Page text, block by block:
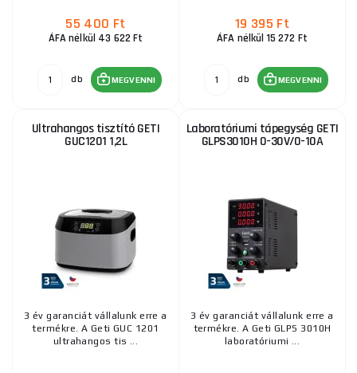
55 400 Ft
ÁFA nélkül 43 622 Ft
db MEGVENNI
19 395 Ft
ÁFA nélkül 15 272 Ft
db MEGVENNI
Ultrahangos tisztító GETI
GUC1201 1,2L
3 év garanciát vállalunk erre a
termékre. A Geti GUC 1201
ultrahangos tis ...
Laboratóriumi tápegység GETI
GLPS3010H 0-30V/0-10A
3 év garanciát vállalunk erre a
termékre. A Geti GLPS 3010H
laboratóriumi ...